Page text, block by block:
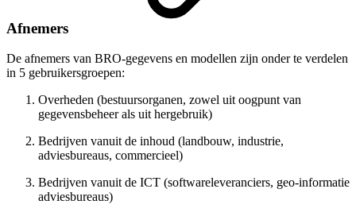
Afnemers
De afnemers van BRO-gegevens en modellen zijn onder te verdelen
in 5 gebruikersgroepen:
Overheden (bestuursorganen, zowel uit oogpunt van
gegevensbeheer als uit hergebruik)
Bedrijven vanuit de inhoud (landbouw, industrie,
adviesbureaus, commercieel)
Bedrijven vanuit de ICT (softwareleveranciers, geo-informatie
adviesbureaus)